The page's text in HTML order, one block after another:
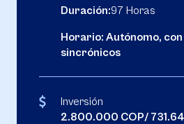
Duración:97 Horas
Horario: Autónomo,
sincrónicos
Inversión
2.800.000 COP/